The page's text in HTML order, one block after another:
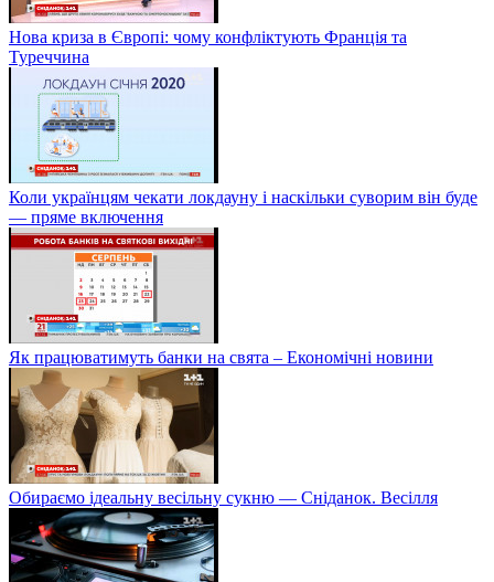
Нова криза в Європі: чому конфліктують Франція та
Туреччина
Коли українцям чекати локдауну і наскільки суворим він буде
— пряме включення
Як працюватимуть банки на свята – Економічні новини
Обираємо ідеальну весільну сукню — Сніданок. Весілля